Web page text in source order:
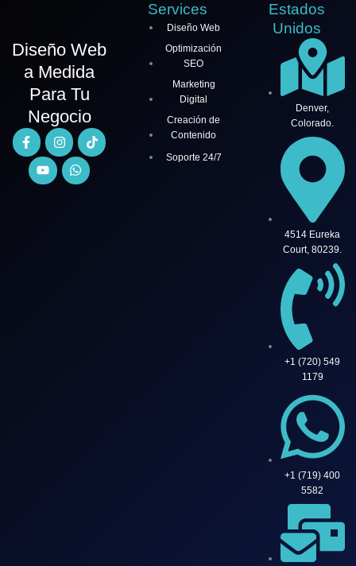
Diseño Web
a Medida
Para Tu
Negocio
Services
Diseño Web
Optimización
SEO
Marketing
Digital
Creación de
Contenido
Soporte 24/7
Estados
Unidos
Denver,
Colorado.
4514 Eureka
Court, 80239.
+1 (720) 549
1179
+1 (719) 400
5582